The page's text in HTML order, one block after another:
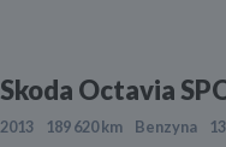
Skoda Octavia
2013 189 620 km Benzyna